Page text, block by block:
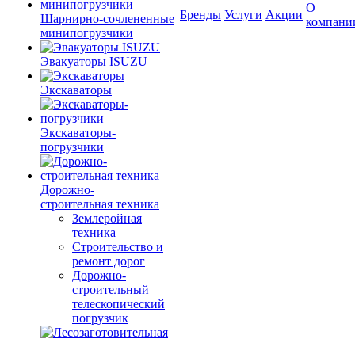
Шарнирно-сочлененные
минипогрузчики
Эвакуаторы ISUZU
Экскаваторы
Экскаваторы-
погрузчики
Дорожно-
строительная техника
Землеройная
техника
Строительство и
ремонт дорог
Дорожно-
строительный
телескопический
погрузчик
Бренды Услуги Акции
О